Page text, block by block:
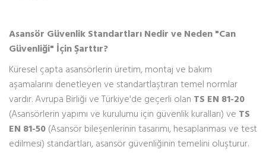
Asansör Güvenlik Standartları Nedir ve Neden "Can
Güvenliği" İçin Şarttır?
Küresel çapta asansörlerin üretim, montaj ve bakım
aşamalarını denetleyen ve standartlaştıran temel normlar
vardır. Avrupa Birliği ve Türkiye'de geçerli olan TS EN 81-20
(Asansörlerin yapımı ve kurulumu için güvenlik kuralları) ve TS
EN 81-50 (Asansör bileşenlerinin tasarımı, hesaplanması ve test
edilmesi) standartları, asansör güvenliğinin temelini oluşturur.